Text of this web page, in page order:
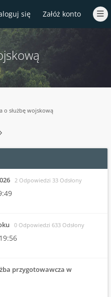
się Załóż konto
o służbę wojskową
2 Odpowiedzi 33 Odsłony
0 Odpowiedzi 633 Odsłony
przygotowawcza w